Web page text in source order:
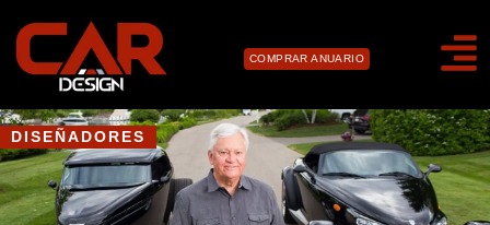
COMPRAR ANUARIO
DISEÑADORES